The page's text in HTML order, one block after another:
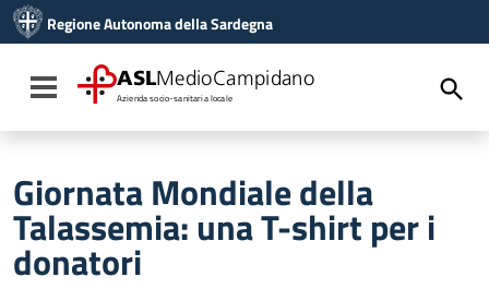
Vai al menu di navigazione
Vai al footer
Regione Autonoma della Sardegna
Toggle navigation
ASLMedioCampidano
Azienda socio-sanitaria locale
Giornata Mondiale della
Talassemia: una T-shirt per i
donatori